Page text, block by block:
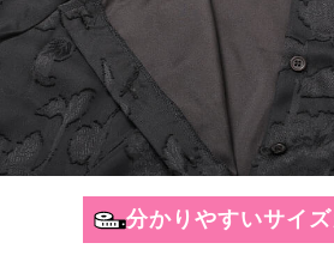
分かりやすいサイ